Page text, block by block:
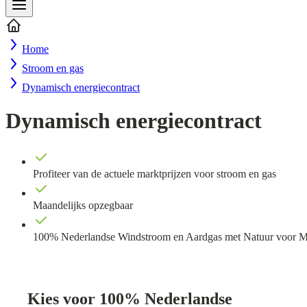
Home
Stroom en gas
Dynamisch energiecontract
Dynamisch energiecontract
Profiteer van de actuele marktprijzen voor stroom en gas
Maandelijks opzegbaar
100% Nederlandse Windstroom en Aardgas met Natuur voor
Kies voor 100% Nederlandse